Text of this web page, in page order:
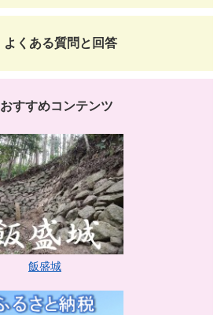
よくある質問と回答
おすすめコンテンツ
飯盛城